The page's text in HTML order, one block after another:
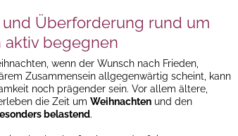
Überforderung rund um
aktiv begegnen
wenn der Wunsch nach Frieden,
Zusammensein allgegenwärtig scheint, kann
noch prägender sein. Vor allem ältere,
die Zeit um Weihnachten und den
belastend.